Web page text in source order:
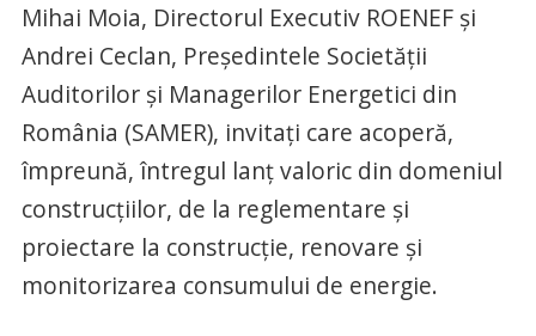
Mihai Moia, Directorul Executiv ROENEF și
Andrei Ceclan, Președintele Societății
Auditorilor și Managerilor Energetici din
România (SAMER), invitați care acoperă,
împreună, întregul lanț valoric din domeniul
construcțiilor, de la reglementare și
proiectare la construcție, renovare și
monitorizarea consumului de energie.